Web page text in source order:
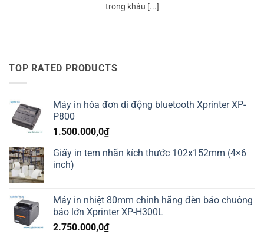
trong khâu [...]
TOP RATED PRODUCTS
Máy in hóa đơn di động bluetooth Xprinter XP-
P800
1.500.000,0₫
Giấy in tem nhãn kích thước 102x152mm (4×6
inch)
Máy in nhiệt 80mm chính hãng đèn báo chuông
báo lớn Xprinter XP-H300L
2.750.000,0₫